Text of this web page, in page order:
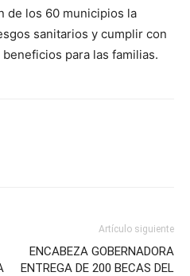
de los 60 municipios la
sanitarios y cumplir con
para las familias.
Artículo siguiente
ENCABEZA GOBERNADORA
ENTREGA DE 200 BECAS DEL